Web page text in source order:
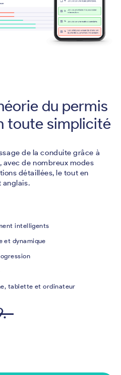
du permis
toute simplicité
de la conduite grâce à
de nombreux modes
détaillées, le tout en
anglais.
intelligents
et dynamique
tablette et ordinateur